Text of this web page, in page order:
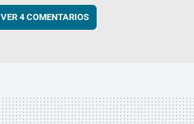
VER4 COMENTARIOS